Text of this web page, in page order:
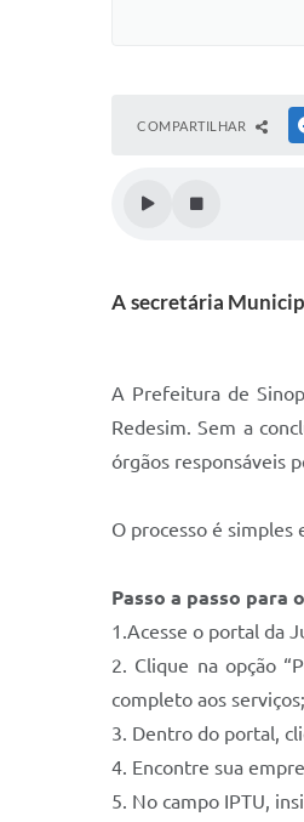
COMPARTILHAR
A secretária
A Prefeitura de
Redesim. Sem a
órgãos responsáveis
O processo é simples
Passo a passo para
1.Acesse o portal da
2. Clique na opção
completo aos serviços;
3. Dentro do portal,
4. Encontre sua
5. No campo IPTU,